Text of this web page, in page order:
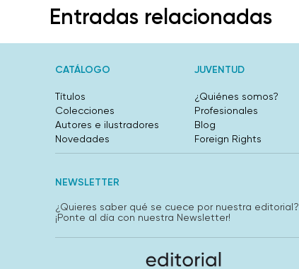
Entradas relacionadas
CATÁLOGO
Títulos
Colecciones
Autores e ilustradores
Novedades
JUVENTUD
¿Quiénes somos?
Profesionales
Blog
Foreign Rights
NEWSLETTER
¿Quieres saber qué se cuece por nuestra editorial?
¡Ponte al día con nuestra Newsletter!